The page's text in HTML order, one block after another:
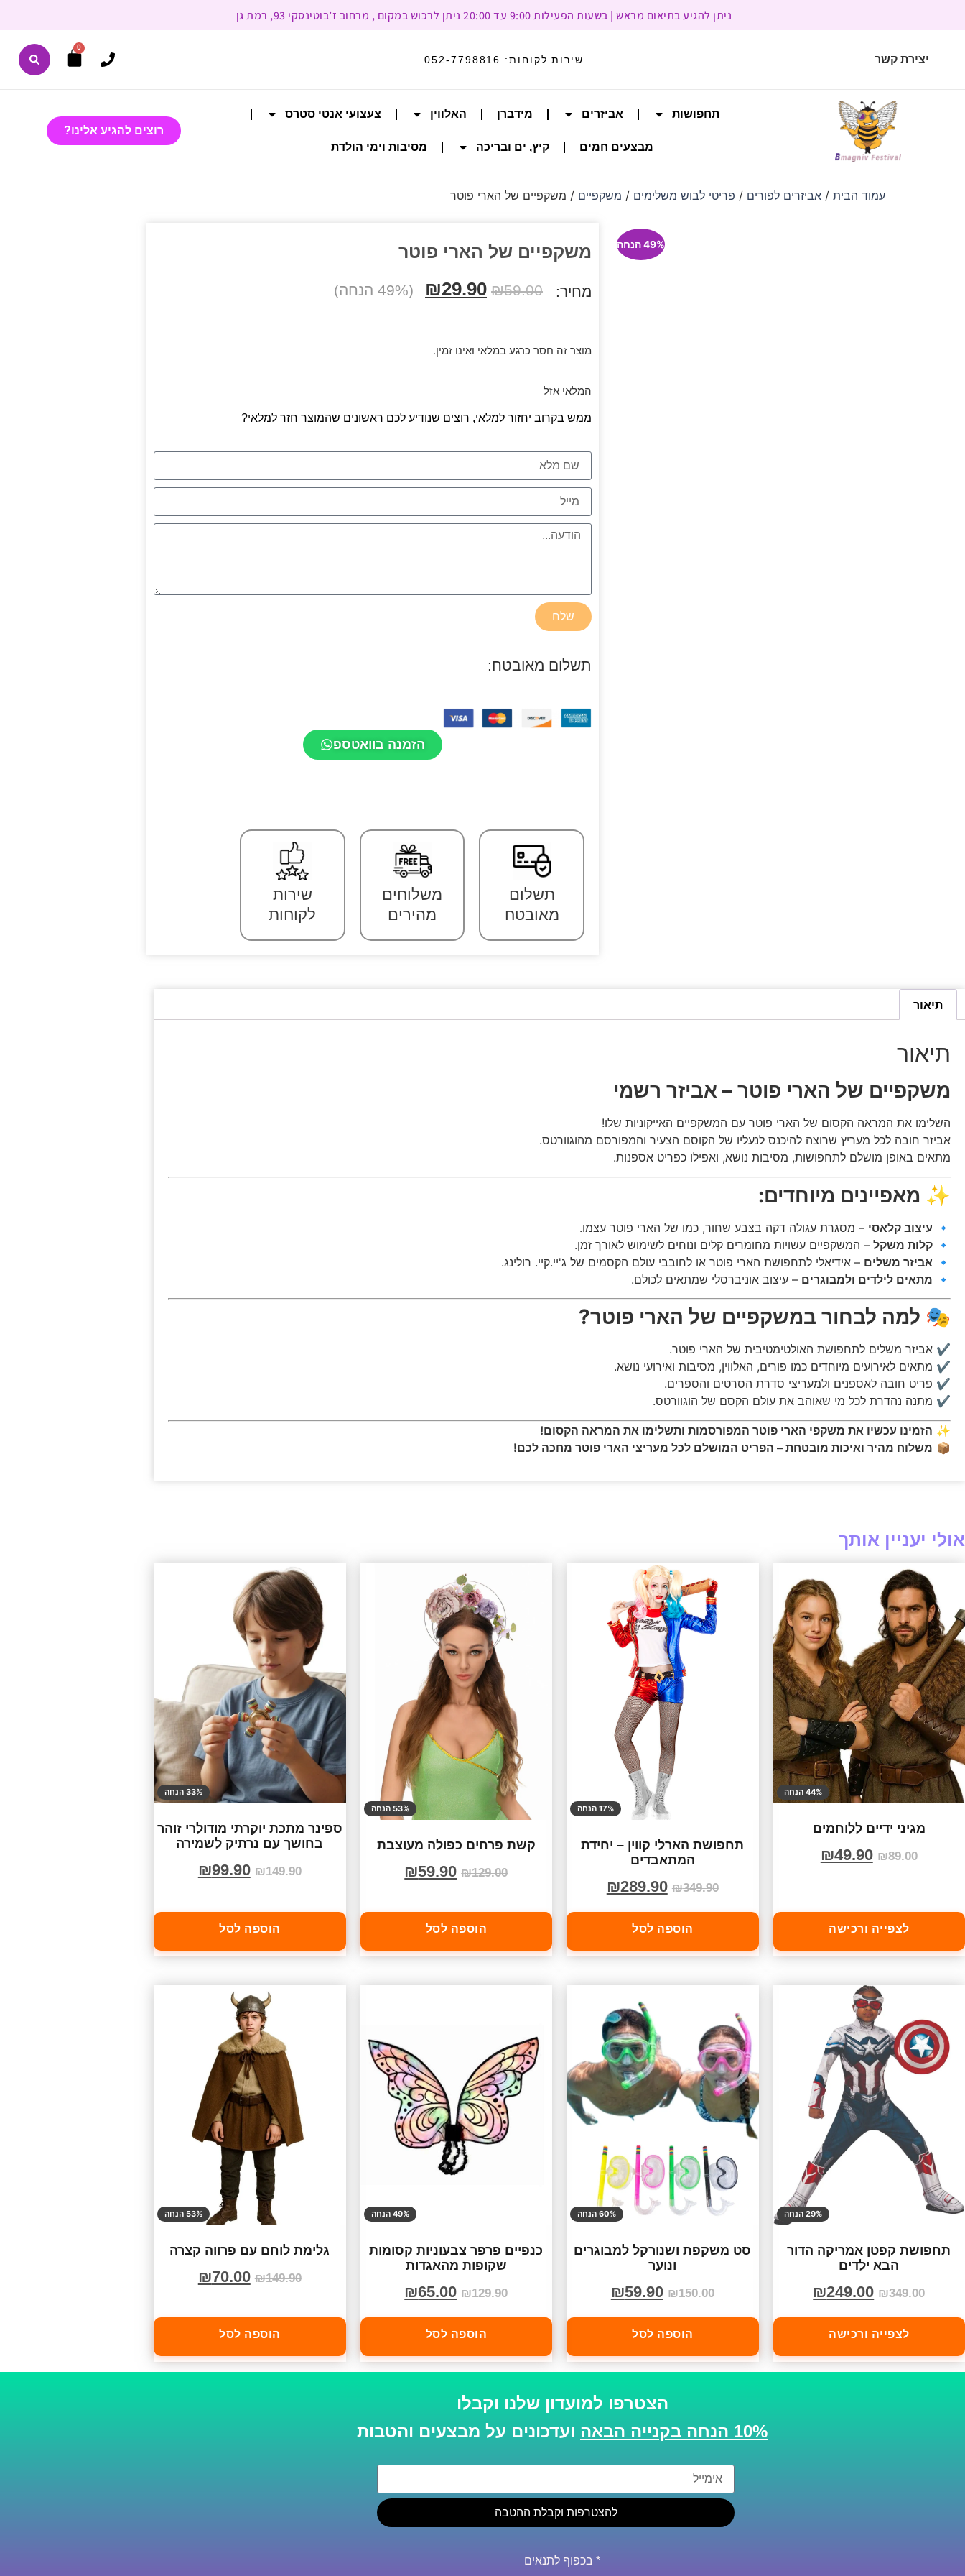
ניתן להגיע בתיאום מראש | בשעות הפעילות 9:00 עד 20:00 ניתן לרכוש במקום , מרחוב ז’בוטינסקי 93, רמת גן
יצירת קשר שירות לקוחות: 052-7798816
0
תחפושות אביזרים מידברן האלווין צעצועי אנטי סטרס
מבצעים חמים קיץ, ים ובריכה מסיבות וימי הולדת
רוצים להגיע אלינו?
עמוד הבית/ אביזרים לפורים / פריטי לבוש משלימים / משקפיים / משקפיים של הארי פוטר
49% הנחה משקפיים של הארי פוטר
מחיר: ₪59.00
₪29.90 (49% הנחה)
מוצר זה חסר כרגע במלאי ואינו זמין.
המלאי אזל
ממש בקרוב יחזור למלאי, רוצים שנודיע לכם ראשונים שהמוצר חזר למלאי?
שלח
תשלום מאובטח:
הזמנה בוואטספ
תשלום
מאובטח
משלוחים
מהירים
שירות
לקוחות
תיאור
תיאור
משקפיים של הארי פוטר – אביזר רשמי
השלימו את המראה הקסום של הארי פוטר עם המשקפיים האייקוניות שלו!
אביזר חובה לכל מעריץ שרוצה להיכנס לנעליו של הקוסם הצעיר והמפורסם מהוגוורטס.
מתאים באופן מושלם לתחפושות, מסיבות נושא, ואפילו כפריט אספנות.
✨ מאפיינים מיוחדים:
🔹 עיצוב קלאסי – מסגרת עגולה דקה בצבע שחור, כמו של הארי פוטר עצמו.
🔹 קלות משקל – המשקפיים עשויות מחומרים קלים ונוחים לשימוש לאורך זמן.
🔹 אביזר משלים – אידיאלי לתחפושת הארי פוטר או לחובבי עולם הקסמים של ג'יי.קיי. רולינג.
🔹 מתאים לילדים ולמבוגרים – עיצוב אוניברסלי שמתאים לכולם.
🎭 למה לבחור במשקפיים של הארי פוטר?
✔️ אביזר משלים לתחפושת האולטימטיבית של הארי פוטר.
✔️ מתאים לאירועים מיוחדים כמו פורים, האלווין, מסיבות ואירועי נושא.
✔️ פריט חובה לאספנים ולמעריצי סדרת הסרטים והספרים.
✔️ מתנה נהדרת לכל מי שאוהב את עולם הקסם של הוגוורטס.
✨ הזמינו עכשיו את משקפי הארי פוטר המפורסמות ותשלימו את המראה הקסום!
📦 משלוח מהיר ואיכות מובטחת – הפריט המושלם לכל מעריצי הארי פוטר מחכה לכם!
אולי יעניין אותך
44% הנחה
מגיני ידיים ללוחמים
₪89.00
₪49.90
לצפייה ורכישה
17% הנחה
תחפושת הארלי קווין – יחידת
המתאבדים
₪349.90
₪289.90
הוספה לסל
53% הנחה
קשת פרחים כפולה מעוצבת
₪129.00
₪59.90
הוספה לסל
33% הנחה
ספינר מתכת יוקרתי מודולרי זוהר
בחושך עם נרתיק לשמירה
₪149.90
₪99.90
הוספה לסל
29% הנחה
תחפושת קפטן אמריקה הדור
הבא ילדים
₪349.00
₪249.00
לצפייה ורכישה
60% הנחה
סט משקפת ושנורקל למבוגרים
ונוער
₪150.00
₪59.90
הוספה לסל
49% הנחה
כנפיים פרפר צבעוניות קסומות
שקופות מהאגדות
₪129.90
₪65.00
הוספה לסל
53% הנחה
גלימת לוחם עם פרווה קצרה
₪149.90
₪70.00
הוספה לסל
הצטרפו למועדון שלנו וקבלו
10% הנחה בקנייה הבאה
ועדכונים על מבצעים והטבות
להצטרפות וקבלת ההטבה
* בכפוף לתנאים